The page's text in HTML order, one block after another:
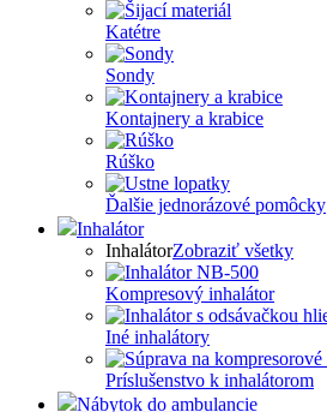
Katétre
Sondy
Kontajnery a krabice
Rúško
Ďalšie jednorázové pomôcky
Inhalátor
InhalátorZobraziť všetky
Kompresový inhalátor
Iné inhalátory
Príslušenstvo k inhalátorom
Nábytok do ambulancie